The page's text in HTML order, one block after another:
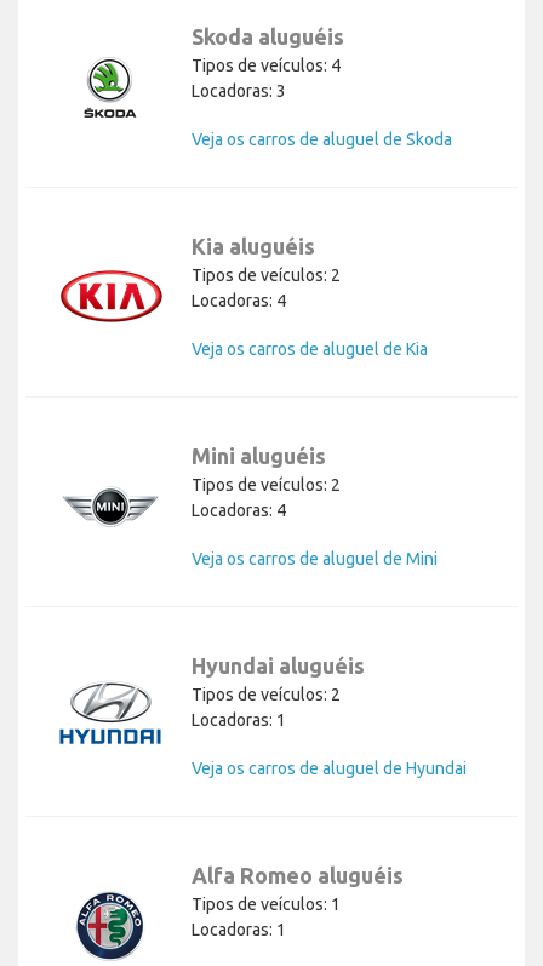
Skoda aluguéis
Tipos de veículos: 4
Locadoras: 3
Veja os carros de aluguel de Skoda
Kia aluguéis
Tipos de veículos: 2
Locadoras: 4
Veja os carros de aluguel de Kia
Mini aluguéis
Tipos de veículos: 2
Locadoras: 4
Veja os carros de aluguel de Mini
Hyundai aluguéis
Tipos de veículos: 2
Locadoras: 1
Veja os carros de aluguel de Hyundai
Alfa Romeo aluguéis
Tipos de veículos: 1
Locadoras: 1